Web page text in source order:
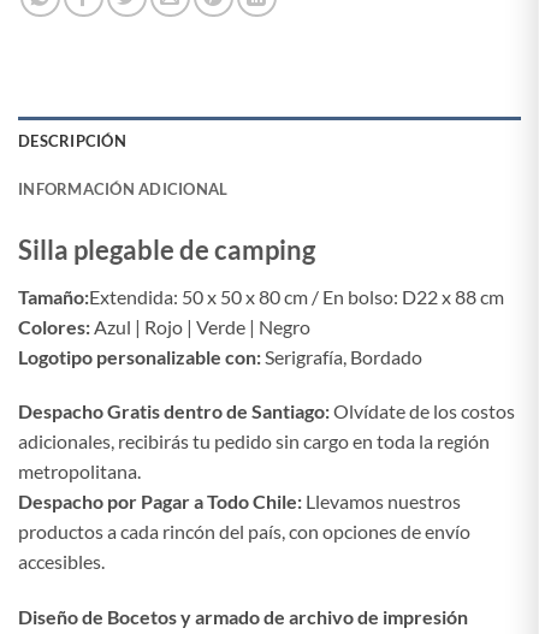
DESCRIPCIÓN
INFORMACIÓN ADICIONAL
Silla plegable de camping
Tamaño:Extendida: 50 x 50 x 80 cm / En bolso: D22 x 88 cm
Colores: Azul | Rojo | Verde | Negro
Logotipo personalizable con: Serigrafía, Bordado
Despacho Gratis dentro de Santiago:Olvídate de los costos
adicionales, recibirás tu pedido sin cargo en toda la región
metropolitana.
Despacho por Pagar a Todo Chile: Llevamos nuestros
productos a cada rincón del país, con opciones de envío
accesibles.
Diseño de Bocetos y armado de archivo de impresión